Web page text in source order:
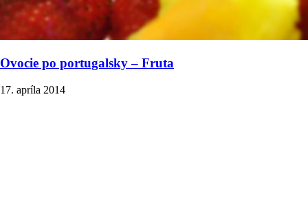
Ovocie po portugalsky – Fruta
17. apríla 2014